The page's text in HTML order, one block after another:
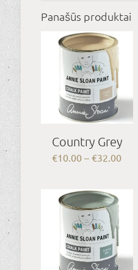
Panašūs produktai
Country Grey
€10.00 – €32.00Price